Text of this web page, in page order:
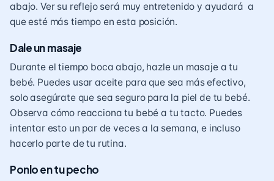
abajo. Ver su reflejo será muy entretenido y ayudará a
que esté más tiempo en esta posición.
Dale un masaje
Durante el tiempo boca abajo, hazle un masaje a tu
bebé. Puedes usar aceite para que sea más efectivo,
solo asegúrate que sea seguro para la piel de tu bebé.
Observa cómo reacciona tu bebé a tu tacto. Puedes
intentar esto un par de veces a la semana, e incluso
hacerlo parte de tu rutina.
Ponlo en tu pecho